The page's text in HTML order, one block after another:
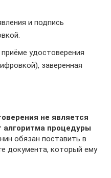
и подпись
удостоверения
заверенная
не является
алгоритма процедуры
обязан поставить в
документа, который ему